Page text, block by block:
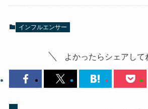
インフルエンサー
よかったらシェアして